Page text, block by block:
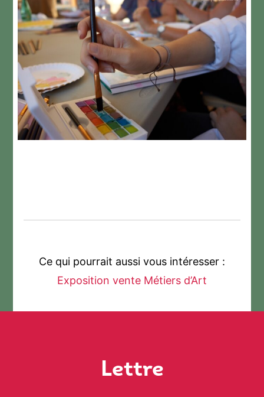
Ce qui pourrait aussi vous intéresser :
Exposition vente Métiers d’Art
Lettre